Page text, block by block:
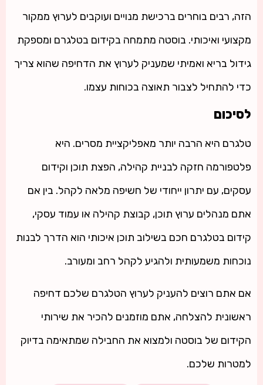
הזה, רבים בוחרים ברכישת מנויים ועוקבים לערוץ ממקור
מקצועי ואיכותי. בוסטה מתמחה בקידום בטלגרם ומספקת
גידול בריא ואמיתי שמעניק לערוץ את הדחיפה שהוא צריך
כדי להתחיל לצבור תאוצה בכוחות עצמו.
לסיכום
טלגרם היא הרבה יותר מאפליקציית מסרים. היא
פלטפורמה חזקה לבניית קהילה, הפצת תוכן וקידום
עסקים, עם יתרון ייחודי של חשיפה מלאה לקהל. בין אם
אתם מנהלים ערוץ תוכן, קבוצת קהילה או עמוד עסקי,
קידום בטלגרם חכם בשילוב תוכן איכותי הוא הדרך לבנות
נוכחות משמעותית ולהגיע לקהל רחב ומעורב.
אם אתם רוצים להעניק לערוץ הטלגרם שלכם דחיפה
ראשונית להצלחה, אתם מוזמנים להכיר את שירותי
הקידום של בוסטה ולמצוא את החבילה שמתאימה בדיוק
למטרות שלכם.